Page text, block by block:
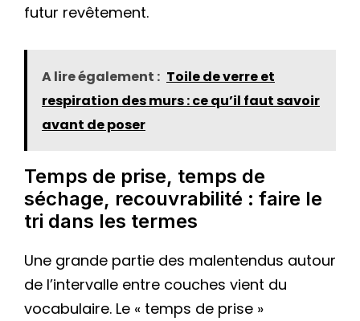
futur revêtement.
A lire également : Toile de verre et
respiration des murs : ce qu’il faut savoir
avant de poser
Temps de prise, temps de
séchage, recouvrabilité : faire le
tri dans les termes
Une grande partie des malentendus autour
de l’intervalle entre couches vient du
vocabulaire. Le « temps de prise »